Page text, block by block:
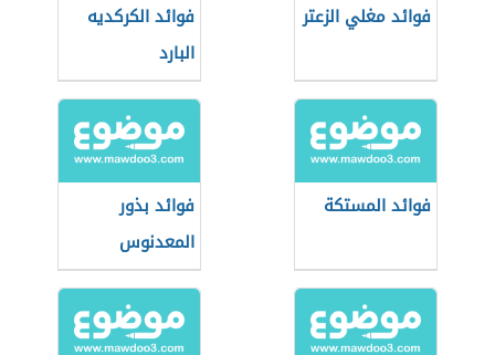
فوائد مغلي الزعتر
فوائد الكركديه
البارد
فوائد المستكة
فوائد بذور
المعدنوس